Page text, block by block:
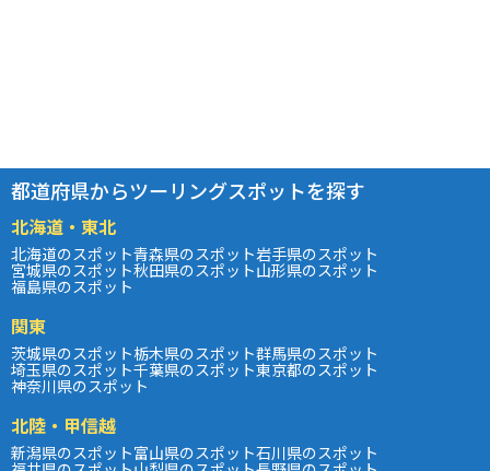
都道府県からツーリングスポットを探す
北海道・東北
北海道のスポット青森県のスポット岩手県のスポット
宮城県のスポット秋田県のスポット山形県のスポット
福島県のスポット
関東
茨城県のスポット栃木県のスポット群馬県のスポット
埼玉県のスポット千葉県のスポット東京都のスポット
神奈川県のスポット
北陸・甲信越
新潟県のスポット富山県のスポット石川県のスポット